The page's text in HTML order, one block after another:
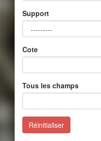
Support
Cote
Tous les champs
Réinitialiser